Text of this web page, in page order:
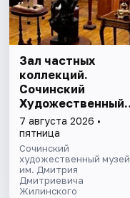
Зал частных
коллекций.
Сочинский
Художественный
музей им. Д.Д.
Жилинского
7 августа 2026 •
пятница
Сочинский
художественный музей
им. Дмитрия
Дмитриевича
Жилинского